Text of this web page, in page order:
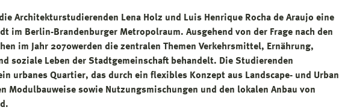
Architekturstudierenden Lena Holz und Luis Henrique Rocha de Araujo eine
im Berlin-Brandenburger Metropolraum. Ausgehend von der Frage nach den
im Jahr 2070werden die zentralen Themen Verkehrsmittel, Ernährung,
soziale Leben der Stadtgemeinschaft behandelt. Die Studierenden
urbanes Quartier, das durch ein flexibles Konzept aus Landscape- und Urban
Modulbauweise sowie Nutzungsmischungen und den lokalen Anbau von